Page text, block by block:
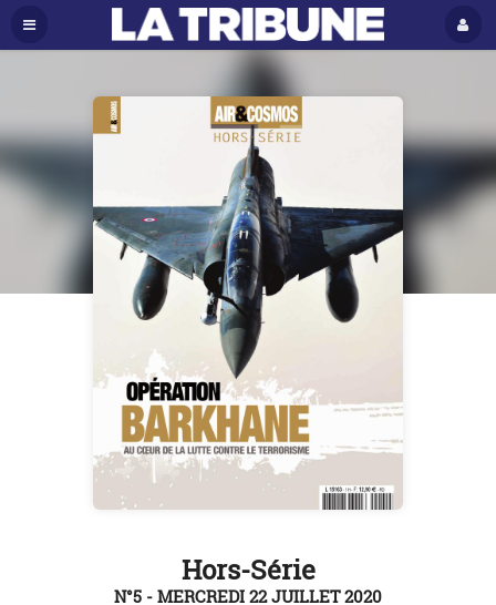
Hors-Série
N°5 - MERCREDI 22 JUILLET 2020